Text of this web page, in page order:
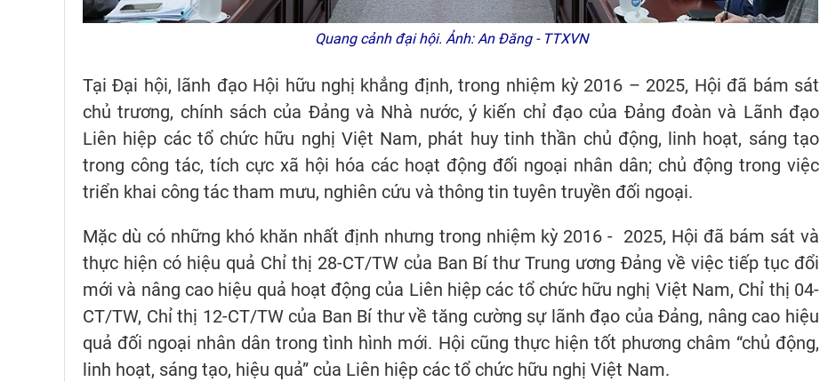
Quang cảnh đại hội. Ảnh: An Đăng - TTXVN
Tại Đại hội, lãnh đạo Hội hữu nghị khẳng định, trong nhiệm kỳ 2016 – 2025, Hội đã bám sát
chủ trương, chính sách của Đảng và Nhà nước, ý kiến chỉ đạo của Đảng đoàn và Lãnh đạo
Liên hiệp các tổ chức hữu nghị Việt Nam, phát huy tinh thần chủ động, linh hoạt, sáng tạo
trong công tác, tích cực xã hội hóa các hoạt động đối ngoại nhân dân; chủ động trong việc
triển khai công tác tham mưu, nghiên cứu và thông tin tuyên truyền đối ngoại.
Mặc dù có những khó khăn nhất định nhưng trong nhiệm kỳ 2016 - 2025, Hội đã bám sát và
thực hiện có hiệu quả Chỉ thị 28-CT/TW của Ban Bí thư Trung ương Đảng về việc tiếp tục đổi
mới và nâng cao hiệu quả hoạt động của Liên hiệp các tổ chức hữu nghị Việt Nam, Chỉ thị 04-
CT/TW, Chỉ thị 12-CT/TW của Ban Bí thư về tăng cường sự lãnh đạo của Đảng, nâng cao hiệu
quả đối ngoại nhân dân trong tình hình mới. Hội cũng thực hiện tốt phương châm “chủ động,
linh hoạt, sáng tạo, hiệu quả” của Liên hiệp các tổ chức hữu nghị Việt Nam.